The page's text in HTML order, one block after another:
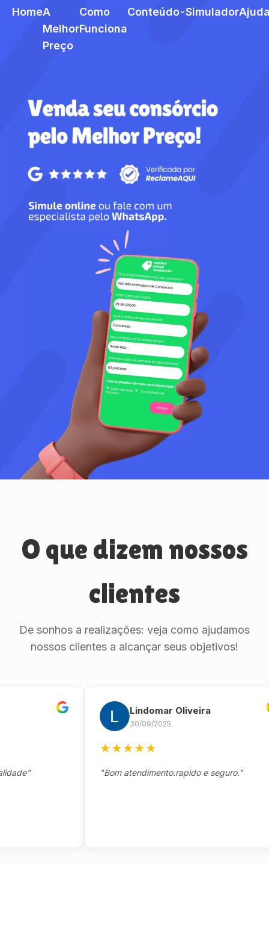
HomeA
Melhor
Preço
Como
Funciona
Conteúdo Simulador
O que dizem nossos
clientes
De sonhos a realizações: veja como ajudamos
nossos clientes a alcançar seus objetivos!
Lindomar Oliveira
30/09/2025
★★★
"Bom atendimento.rapido e seguro."